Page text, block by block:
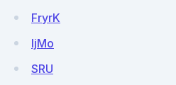
FryrK
IjMo
SRU